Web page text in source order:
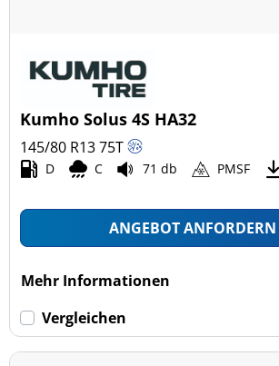
Kumho Solus 4S HA32
145/80 R1375T
D C 71 db PMSF
ANGEBOT ANFORDERN
Mehr Informationen
Vergleichen